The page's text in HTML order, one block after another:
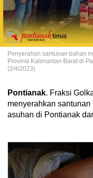
Penyerahan santunan bahan
Provinsi Kalimantan Barat di
(2/4/2023)
Pontianak. Fraksi
menyerahkan
asuhan di Pontianak